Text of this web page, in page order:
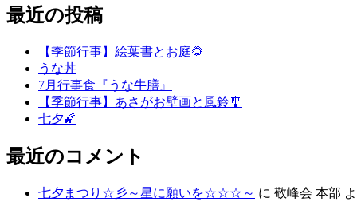
最近の投稿
【季節行事】絵葉書とお庭🌻
うな丼
7月行事食『うな牛膳』
【季節行事】あさがお壁画と風鈴🎐
七夕🌠
最近のコメント
七夕まつり☆彡～星に願いを☆☆☆～ に 敬峰会 本部